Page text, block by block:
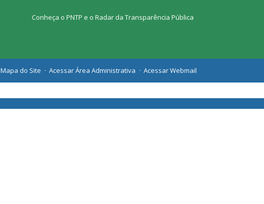
Conheça o PNTP e o Radar da Transparência Pública
Mapa do Site Acessar Área Administrativa Acessar Webmail